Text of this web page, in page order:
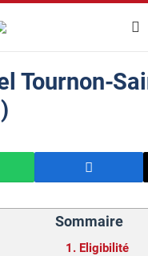
Tournon-
Sommaire
1. Eligibilité